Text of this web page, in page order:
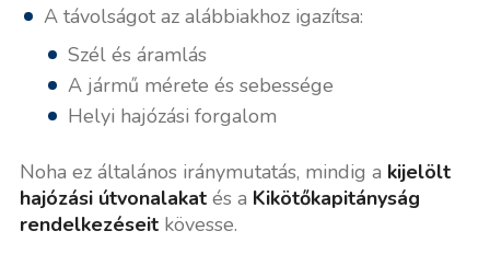
A távolságot az alábbiakhoz igazítsa:
Szél és áramlás
A jármű mérete és sebessége
Helyi hajózási forgalom
Noha ez általános iránymutatás, mindig a kijelölt
hajózási útvonalakatés a Kikötőkapitányság
rendelkezéseitkövesse.